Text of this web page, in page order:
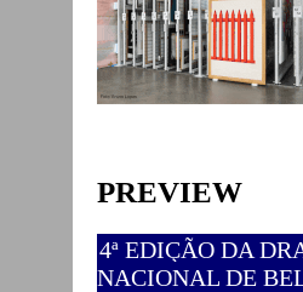
PREVIEW
4ª EDIÇÃO DA
NACIONAL DE